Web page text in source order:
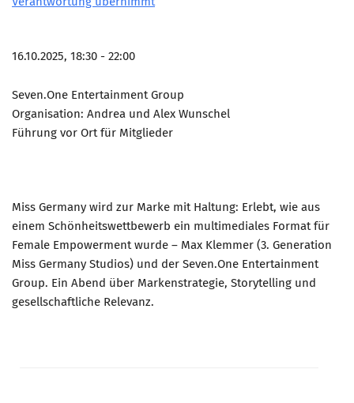
16.10.2025, 18:30 - 22:00
Seven.One Entertainment Group
Organisation: Andrea und Alex Wunschel
Führung vor Ort für Mitglieder
Miss Germany wird zur Marke mit Haltung: Erlebt, wie aus
einem Schönheitswettbewerb ein multimediales Format für
Female Empowerment wurde – Max Klemmer (3. Generation
Miss Germany Studios) und der Seven.One Entertainment
Group. Ein Abend über Markenstrategie, Storytelling und
gesellschaftliche Relevanz.